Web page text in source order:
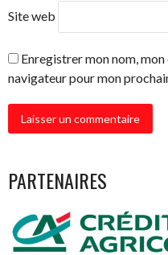
Site web
Enregistrer mon nom,
navigateur pour mon
PARTENAIRES